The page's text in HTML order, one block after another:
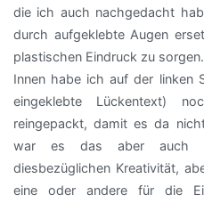
die ich auch nachgedacht
durch aufgeklebte Augen
plastischen Eindruck zu sorgen.
Innen habe ich auf der linken
eingeklebte Lückentext)
reingepackt, damit es da
war es das aber auch
diesbezüglichen Kreativität,
eine oder andere für die